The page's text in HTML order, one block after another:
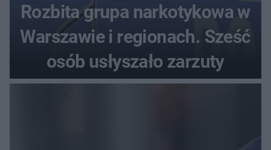
Rozbita grupa narkotykowa w
Warszawie i regionach. Sześć
osób usłyszało zarzuty